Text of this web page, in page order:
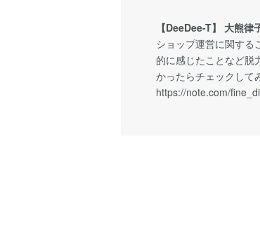
【DeeDee-T】 大熊律
ショップ運営に関する
的に感じたことなど脱
かったらチェックし
https://note.com/